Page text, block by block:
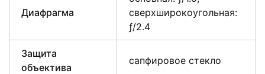
Диафрагма
сверхшироко­угольная:
ƒ/2.4
Защита
объектива
сапфировое стекло